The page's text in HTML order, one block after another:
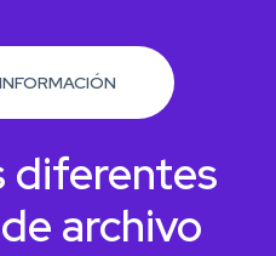
diferentes
archivo